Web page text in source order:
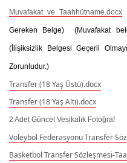
Muvafakat ve Taahhütname.docx
Gereken Belge) (Muvafakat
(İlişiksizlik Belgesi Geçerli
Zorunludur.)
Transfer (18 Yaş Üstü).docx
Transfer (18 Yaş Altı).docx
2 Adet Güncel Vesikalık Fotoğraf
Voleybol Federasyonu Transfer
Basketbol Transfer Sözleşmesi-